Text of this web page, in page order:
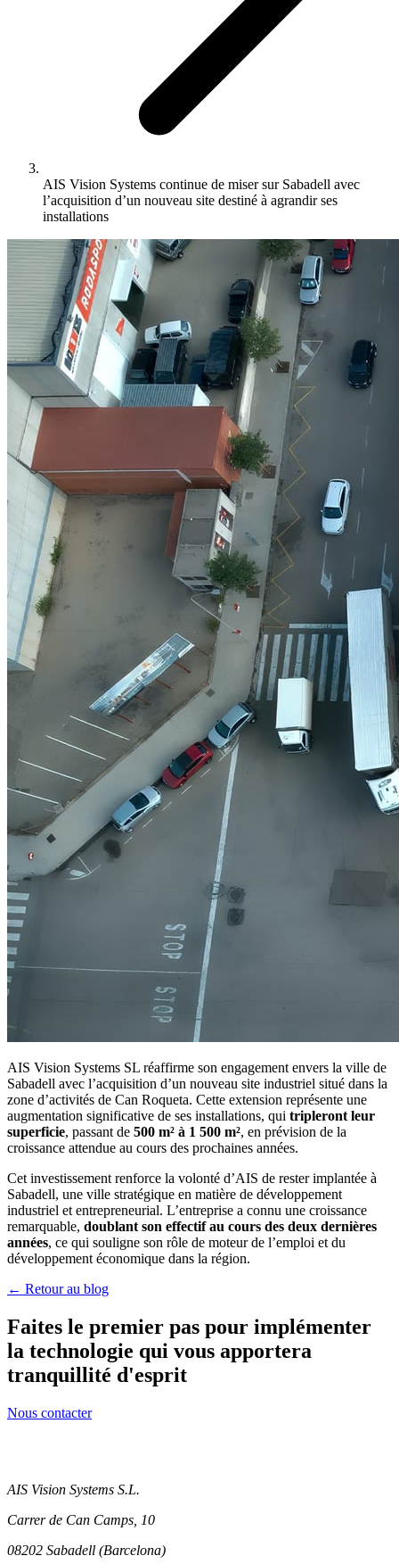
AIS Vision Systems continue de miser sur Sabadell avec
l’acquisition d’un nouveau site destiné à agrandir ses
installations
AIS Vision Systems SL réaffirme son engagement envers la ville de
Sabadell avec l’acquisition d’un nouveau site industriel situé dans la
zone d’activités de Can Roqueta. Cette extension représente une
augmentation significative de ses installations, qui tripleront leur
superficie, passant de 500 m² à 1 500 m², en prévision de la
croissance attendue au cours des prochaines années.
Cet investissement renforce la volonté d’AIS de rester implantée à
Sabadell, une ville stratégique en matière de développement
industriel et entrepreneurial. L’entreprise a connu une croissance
remarquable, doublant son effectif au cours des deux dernières
années, ce qui souligne son rôle de moteur de l’emploi et du
développement économique dans la région.
← Retour au blog
Faites le premier pas pour implémenter
la technologie qui vous apportera
tranquillité d'esprit
Nous contacter
AIS Vision Systems S.L.
Carrer de Can Camps, 10
08202 Sabadell (Barcelona)